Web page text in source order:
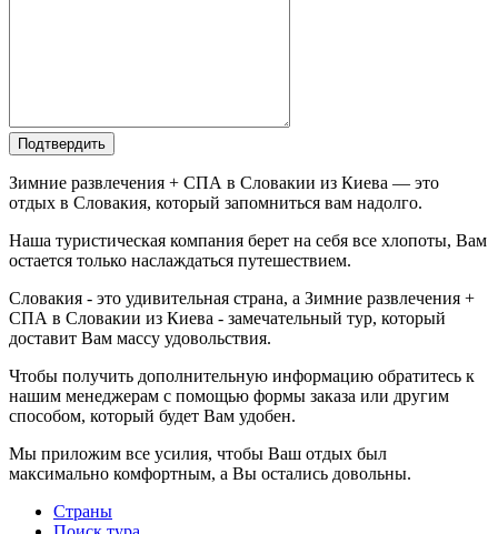
Подтвердить
Зимние развлечения + СПА в Словакии из Киева — это
отдых в Словакия, который запомниться вам надолго.
Наша туристическая компания берет на себя все хлопоты, Вам
остается только наслаждаться путешествием.
Словакия - это удивительная страна, а Зимние развлечения +
СПА в Словакии из Киева - замечательный тур, который
доставит Вам массу удовольствия.
Чтобы получить дополнительную информацию обратитесь к
нашим менеджерам с помощью формы заказа или другим
способом, который будет Вам удобен.
Мы приложим все усилия, чтобы Ваш отдых был
максимально комфортным, а Вы остались довольны.
Страны